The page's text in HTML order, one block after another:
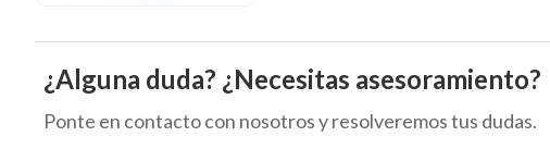
¿Alguna duda? ¿Necesitas asesoramiento?
Ponte en contacto con nosotros y resolveremos tus dudas.